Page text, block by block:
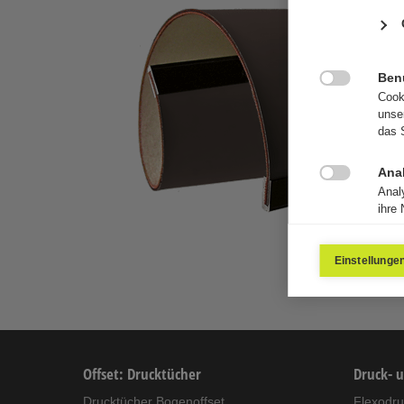
Offset: Drucktücher Druck-
das
ihre